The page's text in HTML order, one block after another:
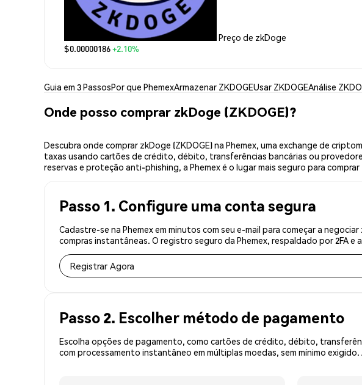
Preço de zkDoge
$0.00000186+2.10%
Guia em 3 PassosPor que PhemexArmazenar ZKDOGEUsar ZKDOGEAnálise
Onde posso comprar zkDoge (ZKDOGE)?
Descubra onde comprar zkDoge (ZKDOGE) na Phemex, uma exchange de
taxas usando cartões de crédito, débito, transferências bancárias ou
reservas e proteção anti-phishing, a Phemex é o lugar mais seguro para
Passo 1. Configure uma conta segura
Cadastre-se na Phemex em minutos com seu e-mail para começar a
compras instantâneas. O registro seguro da Phemex, respaldado por 2FA
Registrar Agora
Passo 2. Escolher método de pagamento
Escolha opções de pagamento, como cartões de crédito, débito,
com processamento instantâneo em múltiplas moedas, sem mínimo